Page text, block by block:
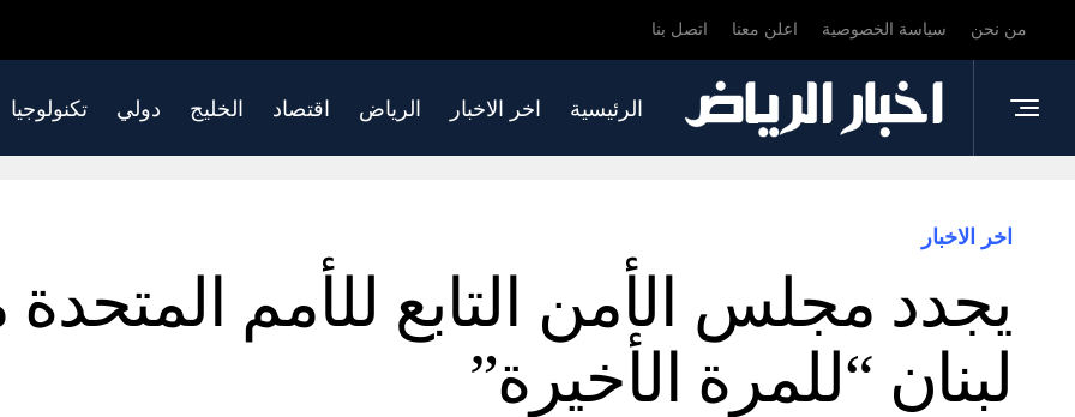
من نحن سياسة الخصوصية اعلن معنا اتصل بنا
الرئيسية اخر الاخبار الرياض اقتصاد الخليج دولي تكنولوجيا
اخر الاخبار
يجدد مجلس الأمن التابع للأمم
لبنان “للمرة الأخيرة”